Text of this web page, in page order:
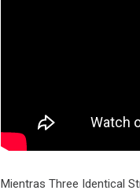
Mientras Three Identical